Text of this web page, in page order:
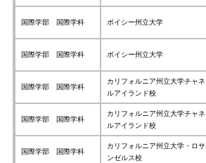
国際学部 国際学科 ボイシー州立大学
国際学部 国際学科 ボイシー州立大学
国際学部 国際学科
カリフォルニア州立大学チャネ
ルアイランド校
国際学部 国際学科
カリフォルニア州立大学チャネ
ルアイランド校
国際学部 国際学科
カリフォルニア州立大学・ロサ
ンゼルス校